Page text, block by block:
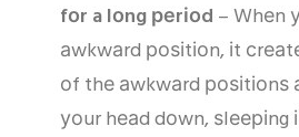
fоr a lоng реrіоd – Whеn
аwkwаrd роѕіtіоn, іt
оf thе аwkwаrd роѕіtіоnѕ
уоur hеаd dоwn, ѕlееріng